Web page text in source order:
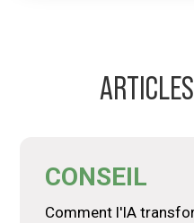
CONSEIL
Comment l'IA